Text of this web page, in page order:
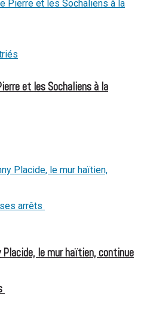
et les Sochaliens à la
le mur haïtien, continue